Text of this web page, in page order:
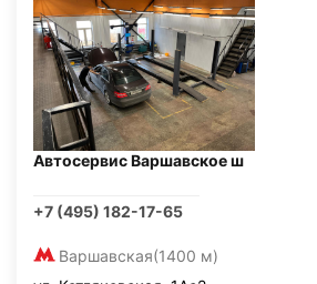
Автосервис Варшавское ш
+7 (495) 182-17-65
Варшавская(1400 м)